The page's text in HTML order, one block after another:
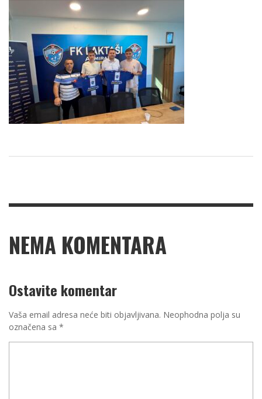
NEMA KOMENTARA
Ostavite komentar
Vaša email adresa neće biti objavljivana. Neophodna polja su
označena sa *